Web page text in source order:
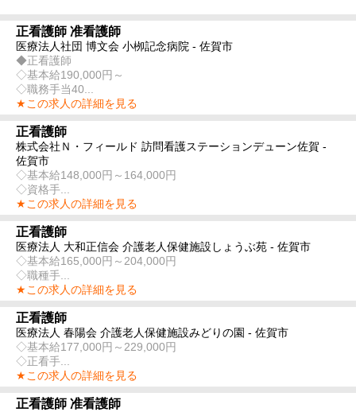
正看護師 准看護師
医療法人社団 博文会 小栁記念病院 - 佐賀市
◆正看護師
◇基本給190,000円～
◇職務手当40...
★この求人の詳細を見る
正看護師
株式会社Ｎ・フィールド 訪問看護ステーションデューン佐賀 -
佐賀市
◇基本給148,000円～164,000円
◇資格手...
★この求人の詳細を見る
正看護師
医療法人 大和正信会 介護老人保健施設しょうぶ苑 - 佐賀市
◇基本給165,000円～204,000円
◇職種手...
★この求人の詳細を見る
正看護師
医療法人 春陽会 介護老人保健施設みどりの園 - 佐賀市
◇基本給177,000円～229,000円
◇正看手...
★この求人の詳細を見る
正看護師 准看護師